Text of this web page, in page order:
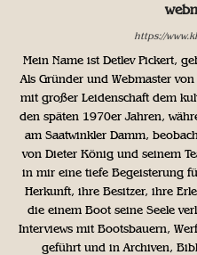
https://
Mein Name ist Detlev Pickert,
Als Gründer und Webmaster
mit großer Leidenschaft dem
den späten 1970er Jahren,
am Saatwinkler Damm,
von Dieter König und seinem
in mir eine tiefe Begeisterung
Herkunft, ihre Besitzer, ihre
die einem Boot seine Seele
Interviews mit Bootsbauern,
geführt und in Archiven,